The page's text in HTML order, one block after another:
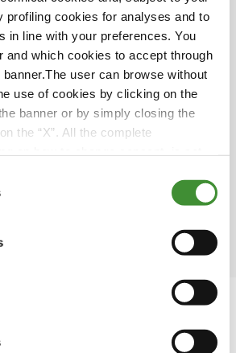
profiling cookies for analyses and to
in line with your preferences. You
and which cookies to accept through
user can browse without
use of cookies by clicking on the
banner or by simply closing the
the “X”. All the complete
că doar 20 % din terenurile
lume sunt irigate, acestea
din aprovizionarea cu alimente a
o cincime din consumul
electrică este utilizată pentru
consumă 70% din apa dulce din
sector consumă 44% din resursele